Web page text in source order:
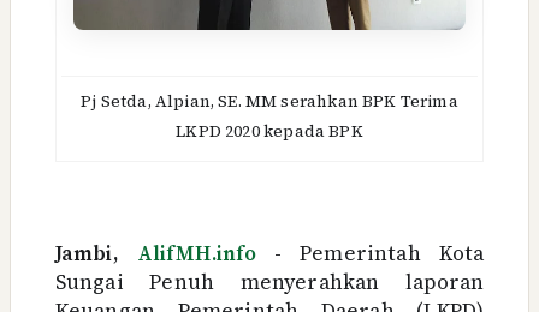
Pj Setda, Alpian, SE. MM serahkanBPK Terima
LKPD 2020 kepada BPK
Jambi, AlifMH.info - Pemerintah Kota
Sungai Penuh menyerahkan laporan